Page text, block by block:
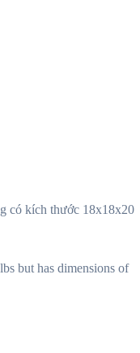
có kích thước 18x18x20
but has dimensions of